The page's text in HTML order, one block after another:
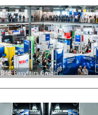
Bild: Easyfairs GmbH